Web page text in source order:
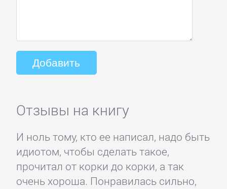
Отзывы на книгу
И ноль тому, кто ее написал, надо быть
идиотом, чтобы сделать такое,
прочитал от корки до корки, а так
очень хороша. Понравилась сильно,